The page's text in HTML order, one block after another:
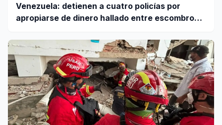
Venezuela: detienen a cuatro policías por
apropiarse de dinero hallado entre escombros